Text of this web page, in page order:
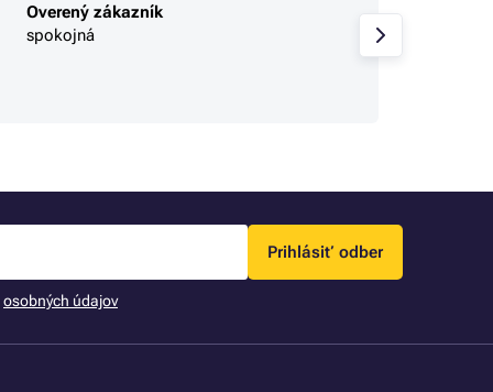
Overený zákazník
spokojná
Prihlásiť odber
osobných údajov